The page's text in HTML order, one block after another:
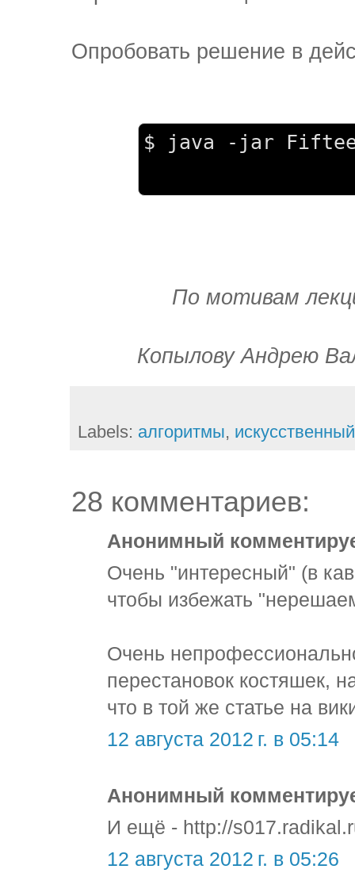
Опробовать решение в
$ java -jar
По мотивам
Копылову Андрею
Labels: алгоритмы,
28 комментариев:
Анонимный
Очень "интересный" (в
чтобы избежать
Очень
перестановок костяшек,
что в той же статье на
12 августа 2012 г. в 05:14
Анонимный
И ещё - http://
12 августа 2012 г. в 05:26